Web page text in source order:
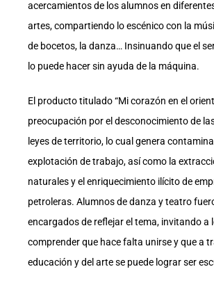
acercamientos de los alumnos en
artes, compartiendo lo escénico con la
de bocetos, la danza… Insinuando que el
lo puede hacer sin ayuda de la máquina.
El producto titulado “Mi corazón en el
preocupación por el desconocimiento de
leyes de territorio, lo cual genera
explotación de trabajo, así como la
naturales y el enriquecimiento ilícito de
petroleras. Alumnos de danza y teatro
encargados de reflejar el tema, invitando a
comprender que hace falta unirse y que a
educación y del arte se puede lograr ser